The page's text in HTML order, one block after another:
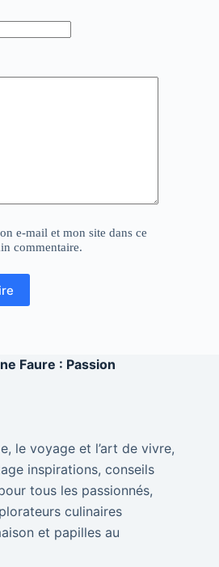
e-mail et mon site dans ce
commentaire.
Faure : Passion
le voyage et l’art de vivre,
inspirations, conseils
tous les passionnés,
culinaires
et papilles au